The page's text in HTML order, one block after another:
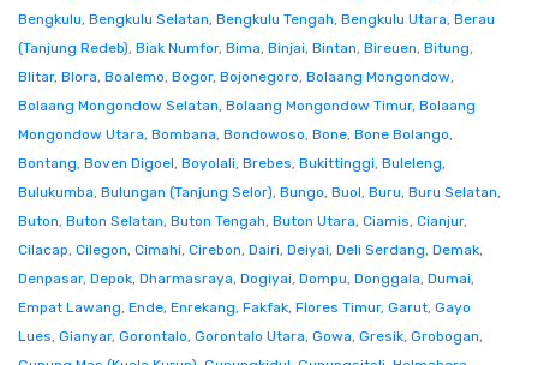
Bengkulu, Bengkulu Selatan, Bengkulu Tengah, Bengkulu Utara, Berau
(Tanjung Redeb), Biak Numfor, Bima, Binjai, Bintan, Bireuen, Bitung,
Blitar, Blora, Boalemo, Bogor, Bojonegoro, Bolaang Mongondow,
Bolaang Mongondow Selatan, Bolaang Mongondow Timur, Bolaang
Mongondow Utara, Bombana, Bondowoso, Bone, Bone Bolango,
Bontang, Boven Digoel, Boyolali, Brebes, Bukittinggi, Buleleng,
Bulukumba, Bulungan (Tanjung Selor), Bungo, Buol, Buru, Buru Selatan,
Buton, Buton Selatan, Buton Tengah, Buton Utara, Ciamis, Cianjur,
Cilacap, Cilegon, Cimahi, Cirebon, Dairi, Deiyai, Deli Serdang, Demak,
Denpasar, Depok, Dharmasraya, Dogiyai, Dompu, Donggala, Dumai,
Empat Lawang, Ende, Enrekang, Fakfak, Flores Timur, Garut, Gayo
Lues, Gianyar, Gorontalo, Gorontalo Utara, Gowa, Gresik, Grobogan,